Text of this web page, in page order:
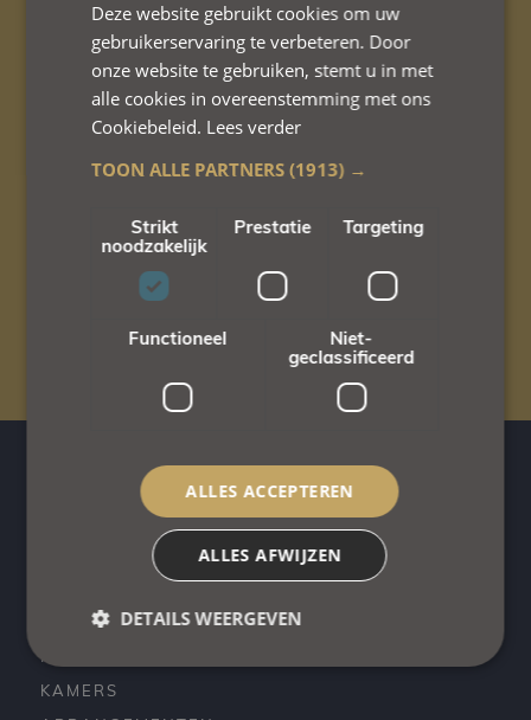
Eigen parking
met 4 laadpunten.
Honden welkom
op bepaalde kamertypen.
Monique & Wim
HOTEL
RESTAURANT L’ORÉE
KAMERS
Deze website gebruikt cookies om uw
gebruikerservaring te verbeteren. Door
onze website te gebruiken, stemt u in met
alle cookies in overeenstemming met ons
Cookiebeleid. Lees verder
TOON ALLE PARTNERS(1913) →
Strikt
noodzakelijk
Prestatie Targeting
Functioneel
Niet-
geclassificeerd
ALLES ACCEPTEREN
ALLES AFWIJZEN
DETAILS WEERGEVEN